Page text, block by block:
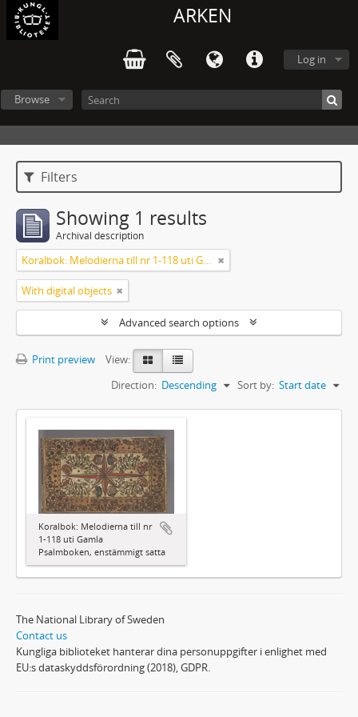
ARKEN
Log in
Browse
Filters
Showing 1 results
Archival description
Koralbok: Melodierna till nr 1-118 uti Gamla Psalmboken, enstämmigt satta
With digital objects
Advanced search options
Print preview
View:
Sort by: Start date
Direction: Descending
Koralbok: Melodierna till nr
1-118 uti Gamla
Psalmboken, enstämmigt satta
The National Library of Sweden
Contact us
Kungliga biblioteket hanterar dina personuppgifter i enlighet med
EU:s dataskyddsförordning (2018), GDPR.